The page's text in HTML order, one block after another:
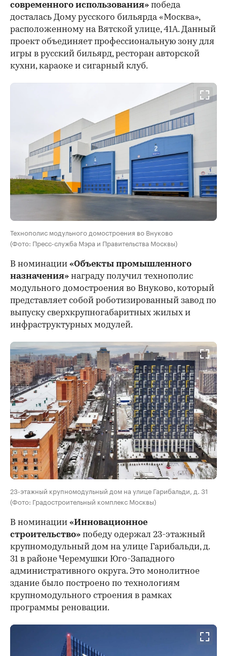
современного использования» победа
досталась Дому русского бильярда «Москва»,
расположенному на Вятской улице, 41А. Данный
проект объединяет профессиональную зону для
игры в русский бильярд, ресторан авторской
кухни, караоке и сигарный клуб.
Технополис модульного домостроения во Внуково
(Фото: Пресс-служба Мэра и Правительства Москвы)
В номинации «Объекты промышленного
назначения» награду получил технополис
модульного домостроения во Внуково, который
представляет собой роботизированный завод по
выпуску сверхкрупногабаритных жилых и
инфраструктурных модулей.
23-этажный крупномодульный дом на улице Гарибальди, д. 31
(Фото: Градостроительный комплекс Москвы)
В номинации «Инновационное
строительство» победу одержал 23-этажный
крупномодульный дом на улице Гарибальди, д.
31 в районе Черемушки Юго-Западного
административного округа. Это монолитное
здание было построено по технологиям
крупномодульного строения в рамках
программы реновации.